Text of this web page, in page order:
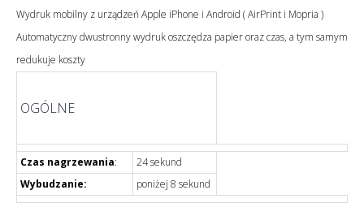
Wydruk mobilny z urządzeń Apple iPhone i Android ( AirPrint i Mopria )
Automatyczny dwustronny wydruk oszczędza papier oraz czas, a tym samym
redukuje koszty
OGÓLNE
Czas nagrzewania:
24 sekund
Wybudzanie:
poniżej 8 sekund